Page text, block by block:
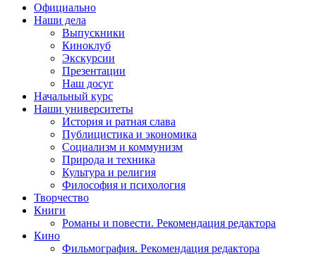
Официально
Наши дела
Выпускники
Киноклуб
Экскурсии
Презентации
Наш досуг
Начальный курс
Наши университеты
История и ратная слава
Публицистика и экономика
Социализм и коммунизм
Природа и техника
Культура и религия
Философия и психология
Творчество
Книги
Романы и повести. Рекомендация редактора
Кино
Фильмография. Рекомендация редактора